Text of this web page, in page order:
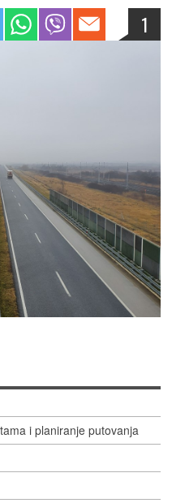
1
i planiranje putovanja